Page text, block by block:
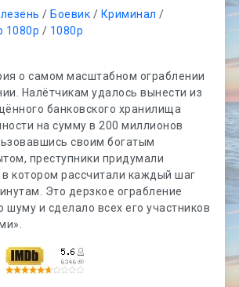
/ Боевик / Криминал /
1080p / 1080p
о самом масштабном ограблении
Налётчикам удалось вынести из
банковского хранилища
на сумму в 200 миллионов
своим богатым
преступники придумали
котором рассчитали каждый шаг
Это дерзкое ограбление
шуму и сделало всех его участников